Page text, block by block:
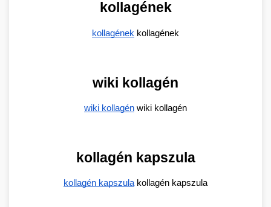
kollagének
kollagének kollagének
wiki kollagén
wiki kollagén wiki kollagén
kollagén kapszula
kollagén kapszula kollagén kapszula